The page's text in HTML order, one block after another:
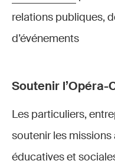
relations publiques,
d’événements
Soutenir l’Opéra-
Les particuliers,
soutenir les
éducatives et